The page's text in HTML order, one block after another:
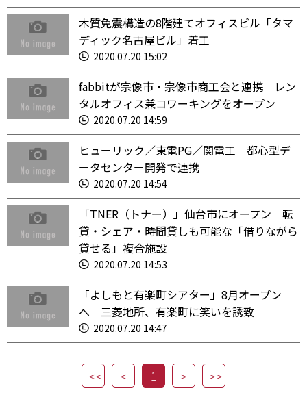
木質免震構造の8階建てオフィスビル「タマ
ディック名古屋ビル」着工
2020.07.20 15:02
fabbitが宗像市・宗像市商工会と連携 レン
タルオフィス兼コワーキングをオープン
2020.07.20 14:59
ヒューリック／東電PG／関電工 都心型デ
ータセンター開発で連携
2020.07.20 14:54
「TNER（トナー）」仙台市にオープン 転
貸・シェア・時間貸しも可能な「借りながら
貸せる」複合施設
2020.07.20 14:53
「よしもと有楽町シアター」8月オープン
へ 三菱地所、有楽町に笑いを誘致
2020.07.20 14:47
1